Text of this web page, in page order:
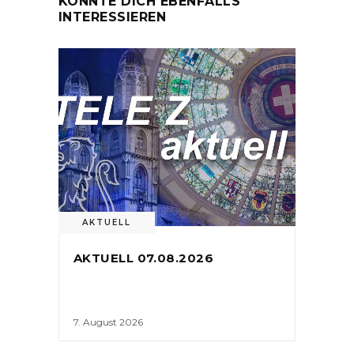
INTERESSIEREN
AKTUELL
AKTUELL 07.08.2026
7. August 2026